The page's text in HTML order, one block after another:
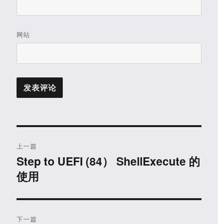
网站
章
导
航
上一篇
上
篇
章：
Step to UEFI (84） ShellExecute 的
使用
下一篇